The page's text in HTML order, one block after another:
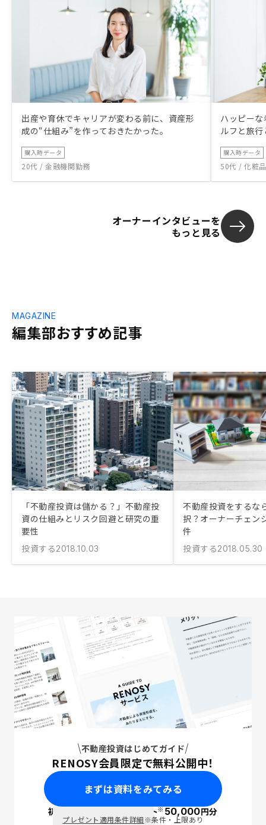
出産や育休でキャリアが変わる前に、資産形
成の“仕組み”を作っておきたかった。
購入時データ
20代 / 金融機関勤務
ハッピー
ルフと旅
購入時データ
50代 / 化粧
オーナーインタビューを
もっと見る
編集部おすすめ記事
MAGAZINE
「不動産投資は儲かる？」不動産投
資の仕組みとリスク回避と研究の重
要性
投資する2018.10.03
不動産投資をするな
択？オーナーチェン
件
投資する2018.05.30
不動産投資はじめてガイド
RENOSY会員限定で無料公開中！
まずは資料をみてみる
初回面談で ポイント※50,000円分
プレゼント適用条件詳細※条件・上限あり